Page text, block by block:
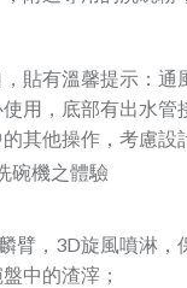
貼有溫馨提示：
用，底部有出水
其他操作，考慮設
臂，3D旋風噴淋
中的渣滓；